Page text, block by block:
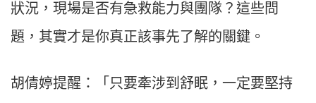
狀況，現場是否有急救能力與團隊？這些問
題，其實才是你真正該事先了解的關鍵。
胡倩婷提醒：「只要牽涉到舒眠，一定要堅持